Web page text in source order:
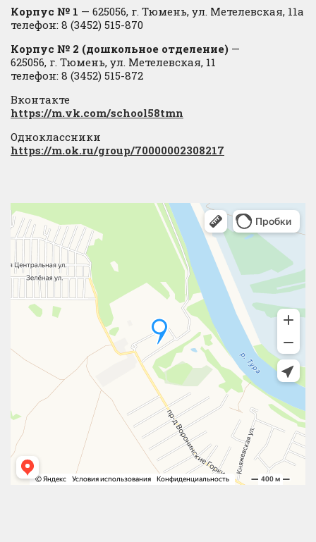
Корпус № 1 — 625056, г. Тюмень, ул. Метелевская, 11а
телефон: 8 (3452) 515-870
Корпус № 2 (дошкольное отделение) —
625056, г. Тюмень, ул. Метелевская, 11
телефон: 8 (3452) 515-872
Вконтакте
https://m.vk.com/school58tmn
Одноклассники
https://m.ok.ru/group/70000002308217